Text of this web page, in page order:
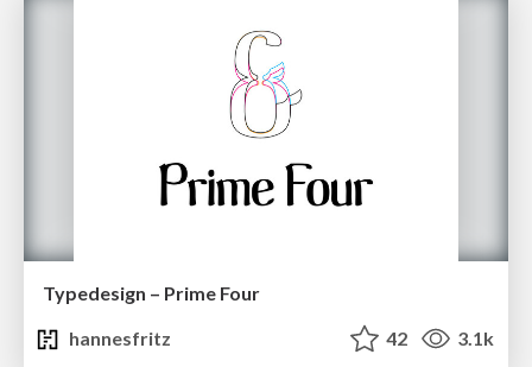
Typedesign – Prime Four
hannesfritz
42 3.1k